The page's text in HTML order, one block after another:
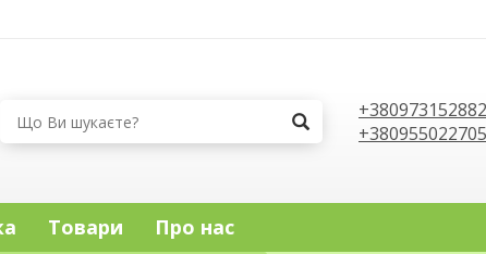
+380973152882
+380955022705
Товари Про нас